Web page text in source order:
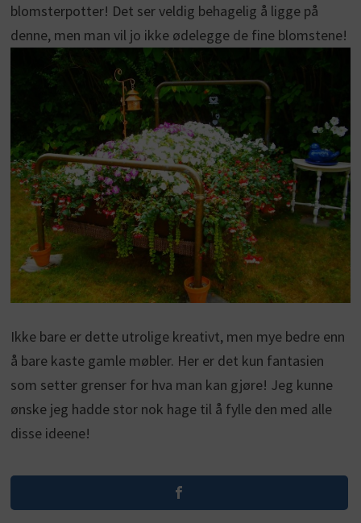
blomsterpotter! Det ser veldig behagelig å ligge på
denne, men man vil jo ikke ødelegge de fine blomstene!
Ikke bare er dette utrolige kreativt, men mye bedre enn
å bare kaste gamle møbler. Her er det kun fantasien
som setter grenser for hva man kan gjøre! Jeg kunne
ønske jeg hadde stor nok hage til å fylle den med alle
disse ideene!